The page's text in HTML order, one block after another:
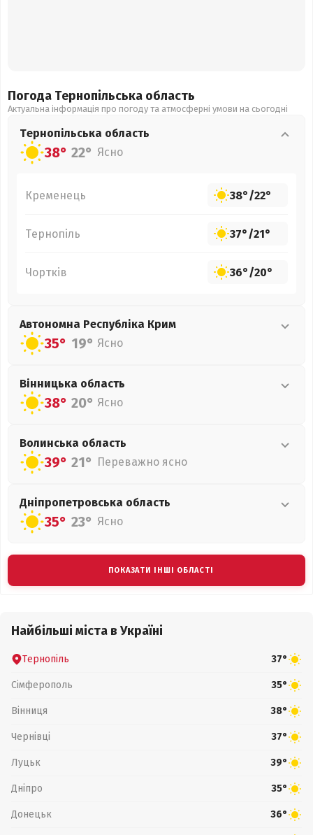
Погода Тернопільська область
Актуальна інформація про погоду та атмосферні умови на сьогодні
Тернопільська область
38° 22° Ясно
Кременець 38°/22°
Тернопіль 37°/21°
Чортків 36°/20°
Автономна Республіка Крим
35° 19° Ясно
Вінницька область
38° 20° Ясно
Волинська область
39° 21° Переважно ясно
Дніпропетровська область
35° 23° Ясно
ПОКАЗАТИ ІНШІ ОБЛАСТІ
Найбільші міста в Україні
Тернопіль 37°
Сімферополь 35°
Вінниця 38°
Чернівці 37°
Луцьк 39°
Дніпро 35°
Донецьк 36°